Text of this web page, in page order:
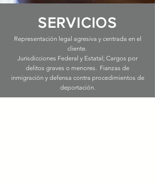
SERVICIOS
Representación legal agresiva y centrada en el
cliente.
Jurisdicciones Federal y Estatal; Cargos por
delitos graves o menores. Fianzas de
inmigración y defensa contra procedimientos de
deportación.